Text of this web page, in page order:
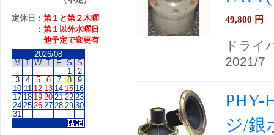
49,800 円
ドライ
2021/7
PHY-
ジ/銀
定休日： 第１と第２木曜
： 第１以外水曜日
他予定で変更有
2026/08
M T W T F S S
1
2
3
4 5 6 7 8
9
10 11 12 13 14 15 16
17 18 19 20 21 22 23
24 25 26 27 28 29 30
31